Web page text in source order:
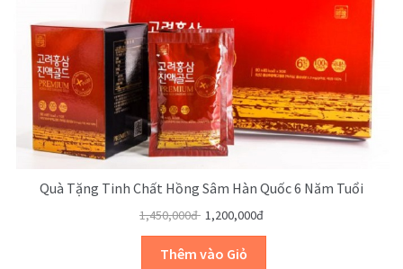
Quà Tặng Tinh Chất Hồng Sâm Hàn Quốc 6 Năm Tuổi
1,450,000đ 1,200,000đ